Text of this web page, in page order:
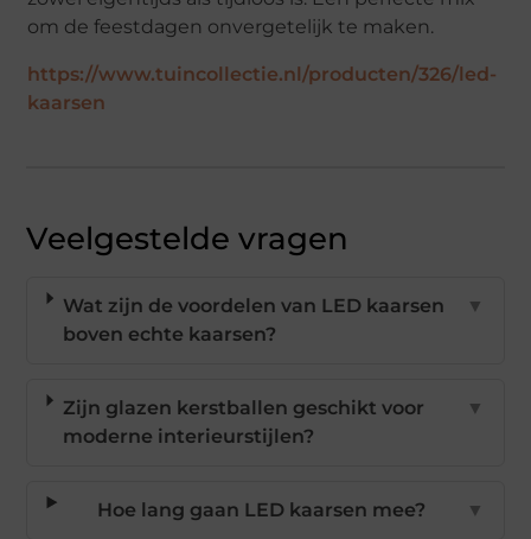
om de feestdagen onvergetelijk te maken.
https://www.tuincollectie.nl/producten/326/led-
kaarsen
Veelgestelde vragen
Wat zijn de voordelen van LED kaarsen
boven echte kaarsen?
▼
Zijn glazen kerstballen geschikt voor
moderne interieurstijlen?
▼
Hoe lang gaan LED kaarsen mee? ▼